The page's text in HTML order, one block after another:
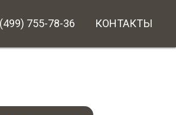
755-78-36 КОНТАКТЫ